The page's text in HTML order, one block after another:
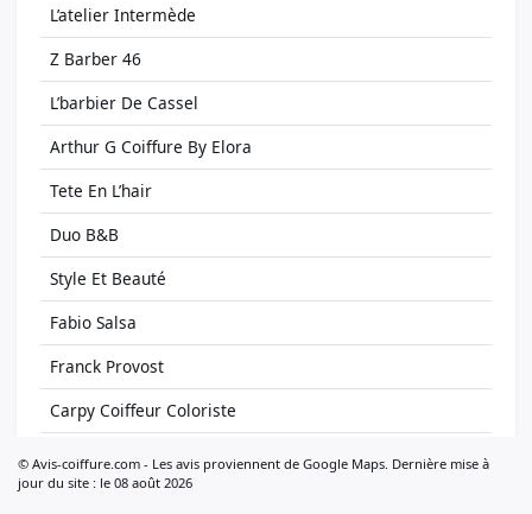
L’atelier Intermède
Z Barber 46
L’barbier De Cassel
Arthur G Coiffure By Elora
Tete En L’hair
Duo B&B
Style Et Beauté
Fabio Salsa
Franck Provost
Carpy Coiffeur Coloriste
Beauty By Audrey
© Avis-coiffure.com - Les avis proviennent de Google Maps. Dernière mise à
jour du site : le 08 août 2026